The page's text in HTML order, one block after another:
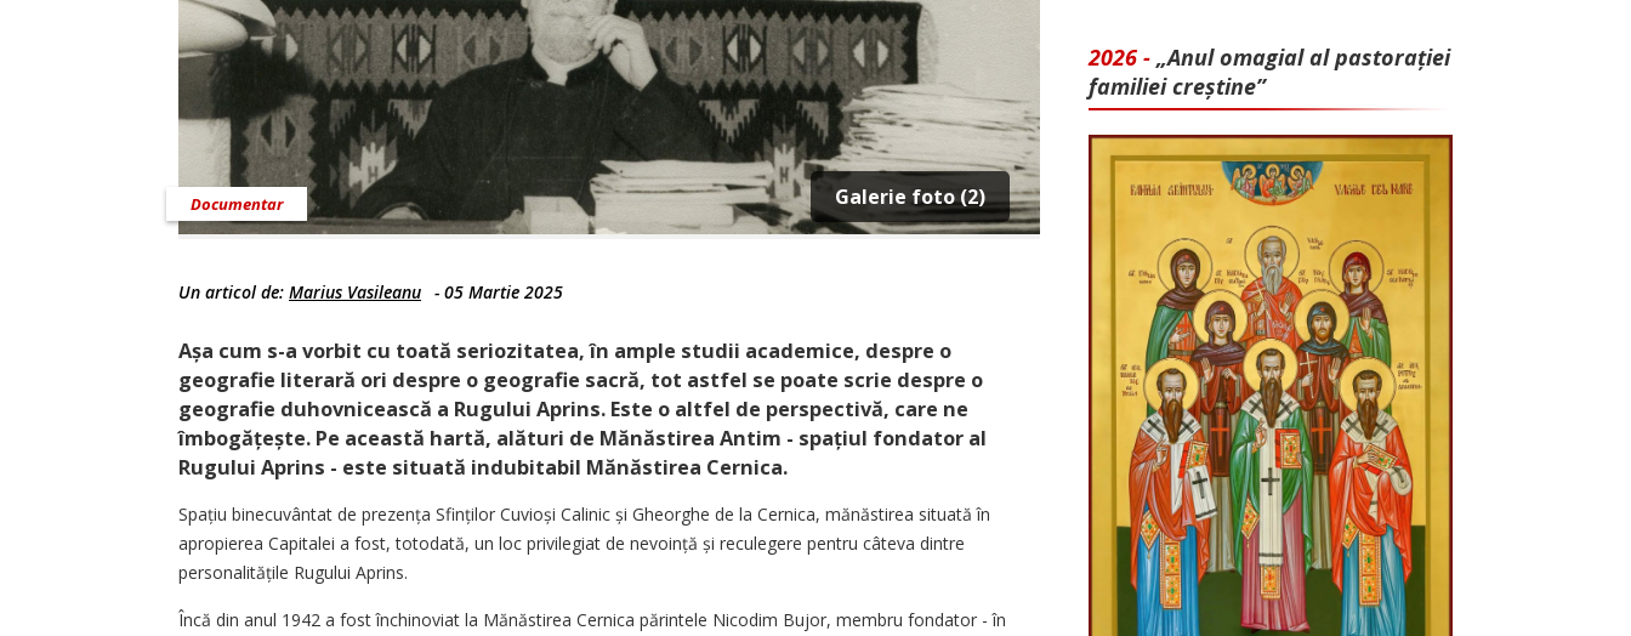
Galerie foto (2)
Documentar
Un articol de: Marius Vasileanu - 05 Martie 2025
Așa cum s-a vorbit cu toată seriozitatea, în ample studii academice, despre o
geografie literară ori despre o geografie sacră, tot astfel se poate scrie despre o
geografie duhovnicească a Rugului Aprins. Este o altfel de perspectivă, care ne
îmbogățește. Pe această hartă, alături de Mănăstirea Antim - spațiul fondator al
Rugului Aprins - este situată indubitabil Mănăstirea Cernica.
Spațiu binecuvântat de prezența Sfinților Cu­vioși Calinic și Gheorghe de la Cernica, mănăstirea situată în
apropierea Capitalei a fost, tot­odată, un loc privilegiat de nevoin­ță și reculegere pentru câteva dintre
personalitățile Rugului Aprins.
Încă din anul 1942 a fost închinoviat la Mănăstirea Cernica părintele Nicodim Bujor, membru fondator - în
2026 - „Anul omagial al pastorației
familiei creștine”